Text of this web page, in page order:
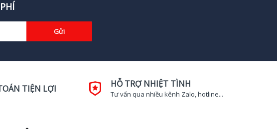
Gửi
TIỆN LỢI HỖ TRỢ NHIỆT TÌNH
Tư vấn qua nhiều kênh Zalo, hotline...